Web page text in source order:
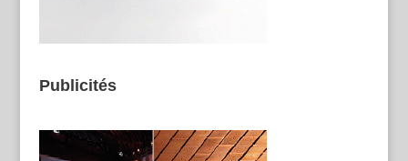
Publicités